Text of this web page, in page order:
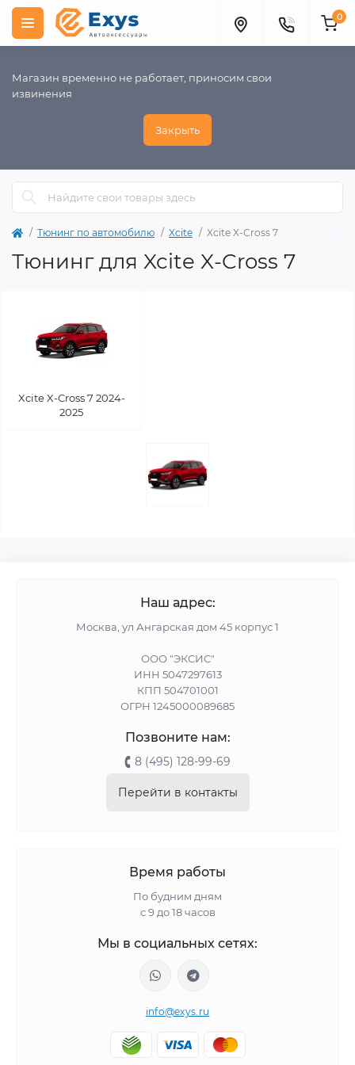
Магазин временно не работает, приносим свои
извинения
Закрыть
0
Тюнинг по автомобилю Xcite Xcite X-Cross 7
Тюнинг для Xcite X-Cross 7
Xcite X-Cross 7 2024-
2025
Наш адрес:
Москва, ул Ангарская дом 45 корпус 1
ООО "ЭКСИС"
ИНН 5047297613
КПП 504701001
ОГРН 1245000089685
Позвоните нам:
8 (495) 128-99-69
Перейти в контакты
Время работы
По будним дням
с 9 до 18 часов
Мы в социальных сетях:
info@exys.ru